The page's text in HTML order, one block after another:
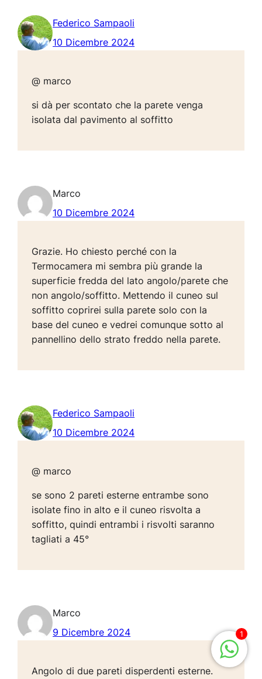
Federico Sampaoli
10 Dicembre 2024
@ marco
si dà per scontato che la parete venga
isolata dal pavimento al soffitto
Marco
10 Dicembre 2024
Grazie. Ho chiesto perché con la
Termocamera mi sembra più grande la
superficie fredda del lato angolo/parete che
non angolo/soffitto. Mettendo il cuneo sul
soffitto coprirei sulla parete solo con la
base del cuneo e vedrei comunque sotto al
pannellino dello strato freddo nella parete.
Federico Sampaoli
10 Dicembre 2024
@ marco
se sono 2 pareti esterne entrambe sono
isolate fino in alto e il cuneo risvolta a
soffitto, quindi entrambi i risvolti saranno
tagliati a 45°
Marco
9 Dicembre 2024
Angolo di due pareti disperdenti esterne.
1